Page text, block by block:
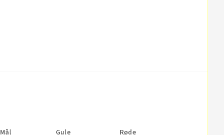
Mål
Gule
Røde